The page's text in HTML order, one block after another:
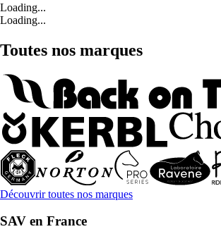
Loading...
Loading...
Toutes nos marques
Découvrir toutes nos marques
SAV en France